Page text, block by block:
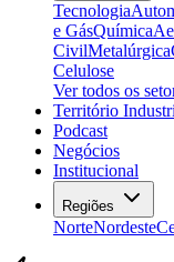
Tecnologia
e GásQuímica
CivilMetalúrgica
Celulose
Ver todos os
Território
Podcast
Negócios
Institucional
Regiões
NorteNordeste